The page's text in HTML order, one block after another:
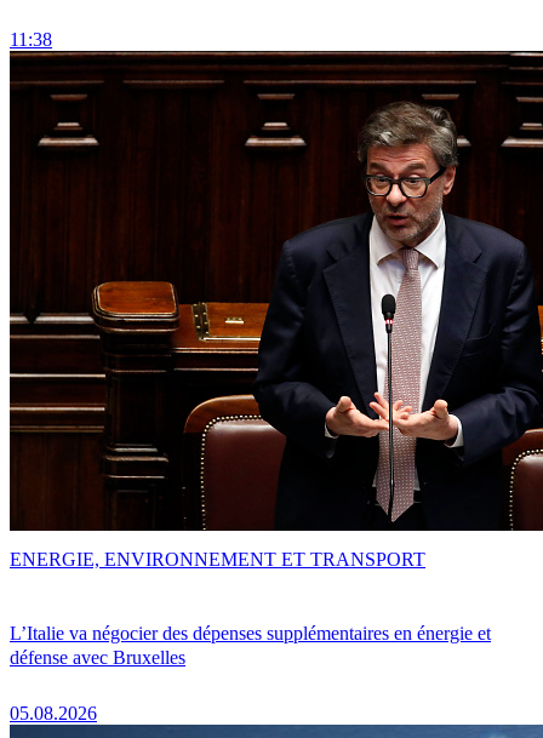
11:38
L’Italie va négocier des dépenses supplémentaires en énergie et
défense avec Bruxelles
05.08.2026
ENERGIE, ENVIRONNEMENT ET TRANSPORT